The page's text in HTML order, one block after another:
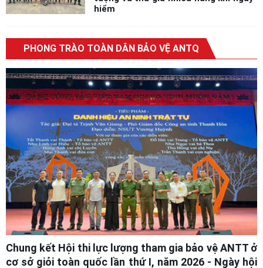
Chung kết Hội thi lực lượng tham gia bảo vệ ANTT ở
cơ sở giỏi toàn quốc lần thứ I, năm 2026 - Ngày hội
tôn vinh lực lượng an ninh trật tự cơ sở